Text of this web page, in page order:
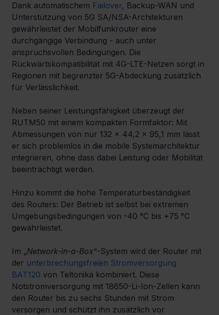
Dank automatischem Failover, Backup-WAN und
Unterstützung von 5G SA/NSA-Architekturen
gewährleistet der Mobilfunkrouter eine
durchgängige Verbindung - auch unter
anspruchsvollen Bedingungen. Die
Rückwärtskompatibilität mit 4G-LTE-Netzen sorgt in
Regionen mit begrenzter 5G-Abdeckung zusätzlich
für Verlässlichkeit.
Neben seiner Leistungsfähigkeit überzeugt der
RUTM50 mit einem kompakten Formfaktor: Mit
Abmessungen von nur 132 x 44,2 x 95,1 mm lässt
er sich problemlos in die mobile Systemarchitektur
integrieren, ohne dass dabei Leistung oder Mobilität
beeinträchtigt werden.
Hinzu kommt die hohe Temperaturbeständigkeit
des Routers: Der Betrieb ist selbst bei extremen
Umgebungsbedingungen von -40 °C bis +75 °C
gewährleistet.
Im „Network-in-a-Box“-System wird der Router mit
der unterbrechungsfreien Stromversorgung
BAT120 von Teltonika kombiniert. Diese
Notstromversorgung mit 18650-Li-Ion-Zellen kann
den Router bis zu sechs Stunden mit Strom
versorgen und schützt ihn zusätzlich vor